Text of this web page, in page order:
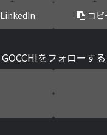
LinkedIn コピ
GOCCHIをフォローする